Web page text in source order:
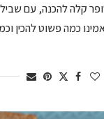
קלה להכנה, עם שבילי
כמה פשוט להכין